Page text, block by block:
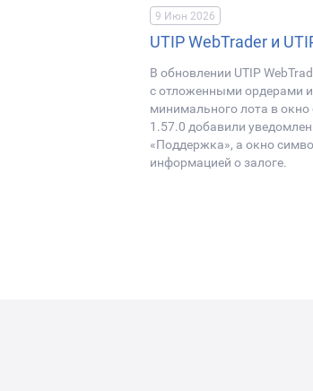
9 Июн 2026
UTIP WebTrader и
В обновлении UTIP
с отложенными ордерами
минимального лота в
1.57.0 добавили
«Поддержка», а окно
информацией о залоге.